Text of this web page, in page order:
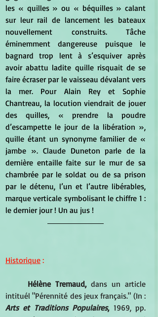
les « quilles » ou « béquilles » calant
sur leur rail de lancement les bateaux
nouvellement construits. Tâche
éminemment dangereuse puisque le
bagnard trop lent à s’esquiver après
avoir abattu ladite quille risquait de se
faire écraser par le vaisseau dévalant vers
la mer. Pour Alain Rey et Sophie
Chantreau, la locution viendrait de jouer
des quilles, « prendre la poudre
d’escampette le jour de la libération »,
quille étant un synonyme familier de «
jambe ». Claude Duneton parle de la
dernière entaille faite sur le mur de sa
chambrée par le soldat ou de sa prison
par le détenu, l’un et l’autre libérables,
marque verticale symbolisant le chiffre 1 :
le dernier jour ! Un au jus !
Historique :
Hélène Tremaud, dans un article
Arts et Traditions Populaires, 1969, pp.